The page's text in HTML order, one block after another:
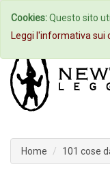
Home
Home 101 cose
Cookies:Questo sito
Leggi l'informativa sui